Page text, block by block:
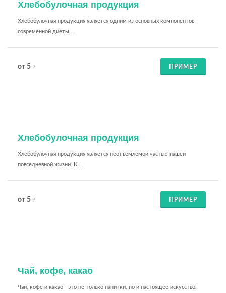
Хлебобулочная продукция
Хлебобулочная продукция является одним из основных компонентов
современной диеты...
от 5 ₽ ПРИМЕР
Хлебобулочная продукция
Хлебобулочная продукция является неотъемлемой частью нашей
повседневной жизни. К...
от 5 ₽ ПРИМЕР
Чай, кофе, какао
Чай, кофе и какао - это не только напитки, но и настоящее искусство.